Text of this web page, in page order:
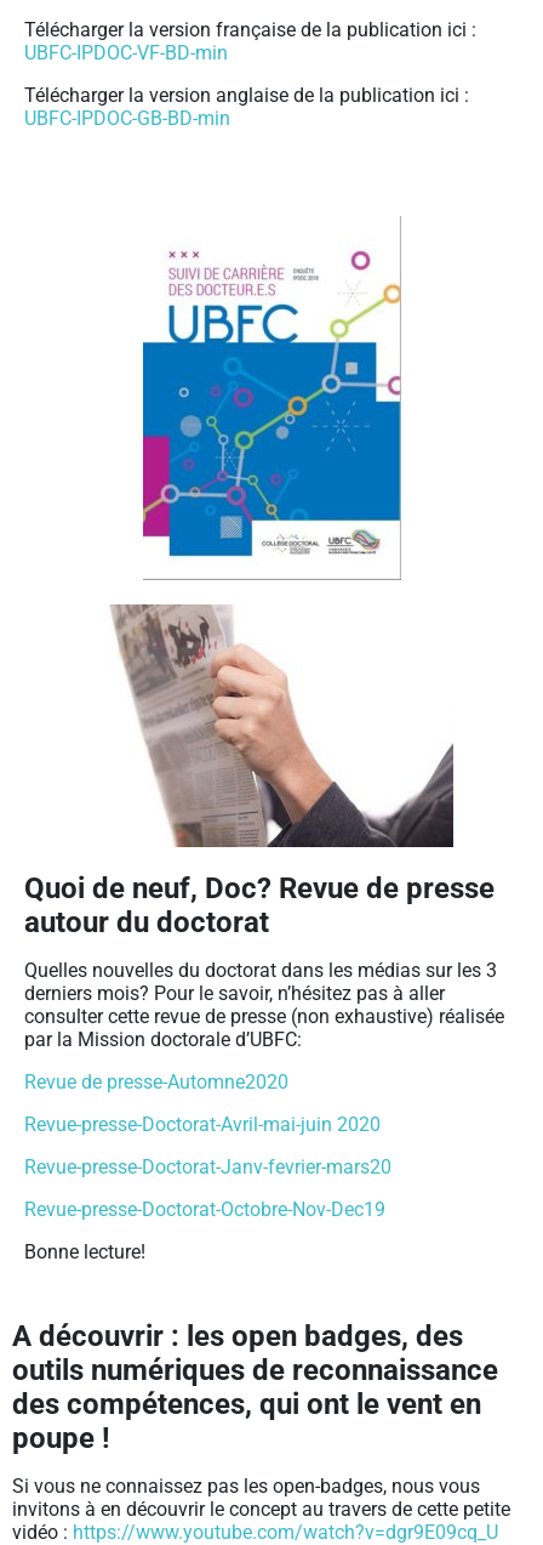
Télécharger la version française de la publication ici :
UBFC-IPDOC-VF-BD-min
Télécharger la version anglaise de la publication ici :
UBFC-IPDOC-GB-BD-min
Quoi de neuf, Doc? Revue de presse
autour du doctorat
Quelles nouvelles du doctorat dans les médias sur les 3
derniers mois? Pour le savoir, n’hésitez pas à aller
consulter cette revue de presse (non exhaustive) réalisée
par la Mission doctorale d’UBFC:
Revue de presse-Automne2020
Revue-presse-Doctorat-Avril-mai-juin 2020
Revue-presse-Doctorat-Janv-fevrier-mars20
Revue-presse-Doctorat-Octobre-Nov-Dec19
Bonne lecture!
A découvrir : les open badges, des
outils numériques de reconnaissance
des compétences, qui ont le vent en
poupe !
Si vous ne connaissez pas les open-badges, nous vous
invitons à en découvrir le concept au travers de cette petite
vidéo : https://www.youtube.com/watch?v=dgr9E09cq_U